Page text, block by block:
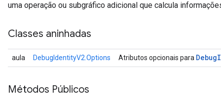
uma operação ou subgráfico adicional que calcula
Classes aninhadas
aula DebugIdentityV2.Options Atributos opcionais para Debug
Métodos Públicos